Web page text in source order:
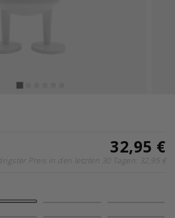
32,95 €
Preis in den letzten 30 Tagen: 32,95 €
Ausgewählte